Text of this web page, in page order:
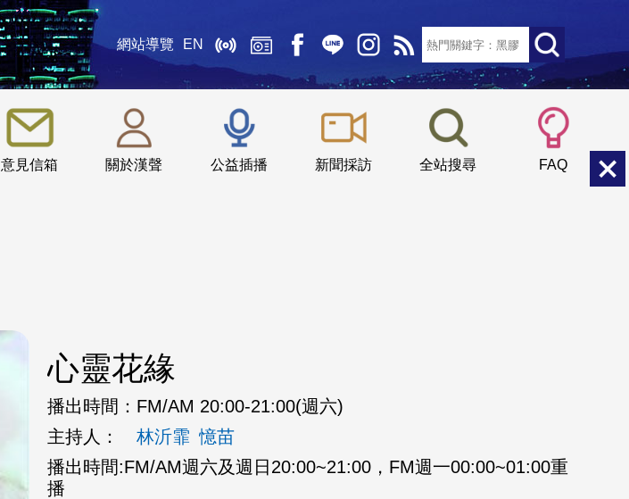
網站導覽 EN
意見信箱 關於漢聲 公益插播 新聞採訪 全站搜尋 FAQ
::: 小 中
心靈花緣
播出時間： FM/AM 20:00-21:00(週六)
主持人：
林沂霏 憶苗
播出時間:FM/AM週六及週日20:00~21:00，FM週一00:00~01:00重
播